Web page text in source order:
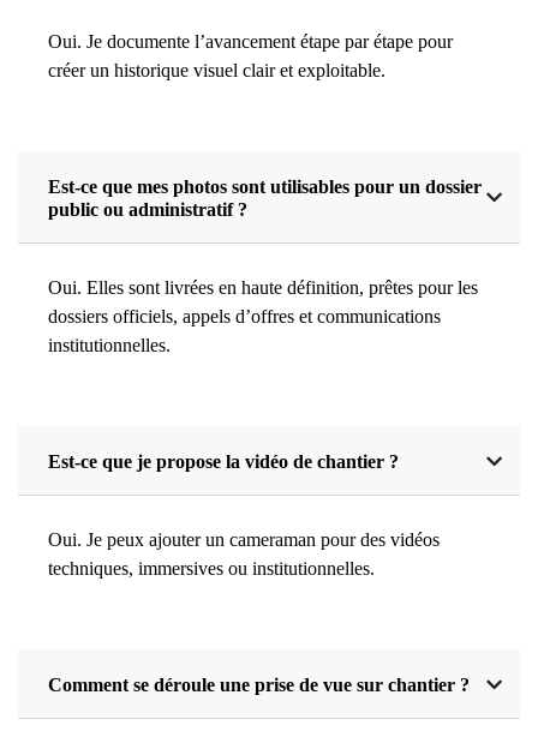
Oui. Je documente l’avancement étape par étape pour
créer un historique visuel clair et exploitable.
Est-ce que mes photos sont utilisables pour un dossier
public ou administratif ?
Oui. Elles sont livrées en haute définition, prêtes pour les
dossiers officiels, appels d’offres et communications
institutionnelles.
Est-ce que je propose la vidéo de chantier ?
Oui. Je peux ajouter un cameraman pour des vidéos
techniques, immersives ou institutionnelles.
Comment se déroule une prise de vue sur chantier ?